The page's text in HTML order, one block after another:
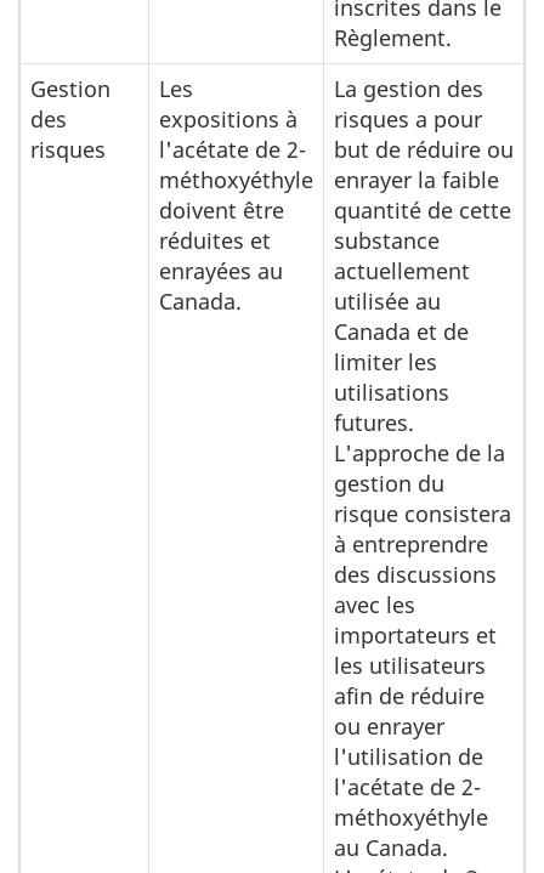
inscrites dans le
Règlement.
Gestion
des
risques
Les
expositions à
l'acétate de 2-
méthoxyéthyle
doivent être
réduites et
enrayées au
Canada.
La gestion des
risques a pour
but de réduire ou
enrayer la faible
quantité de cette
substance
actuellement
utilisée au
Canada et de
limiter les
utilisations
futures.
L'approche de la
gestion du
risque consistera
à entreprendre
des discussions
avec les
importateurs et
les utilisateurs
afin de réduire
ou enrayer
l'utilisation de
l'acétate de 2-
méthoxyéthyle
au Canada.